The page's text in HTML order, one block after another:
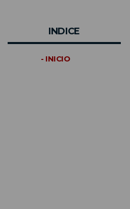
INDICE
- INICIO